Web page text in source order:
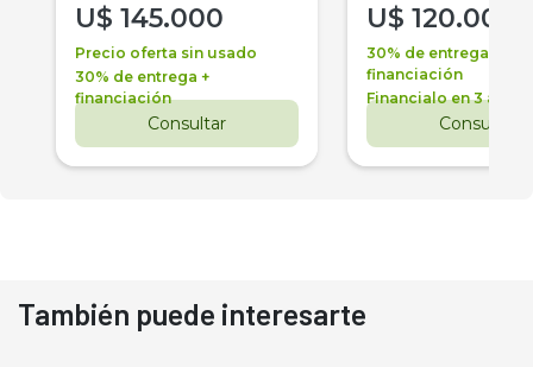
U$ 145.000
Precio oferta sin usado
30% de entrega +
financiación
Consultar
U$ 120.000
30% de entrega +
financiación
Financialo en 3 años
Consultar
También puede interesarte